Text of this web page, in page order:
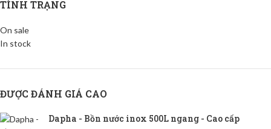
TÌNH TRẠNG
On sale
In stock
ĐƯỢC ĐÁNH GIÁ CAO
Dapha - Bồn nước inox 500L ngang - Cao cấp